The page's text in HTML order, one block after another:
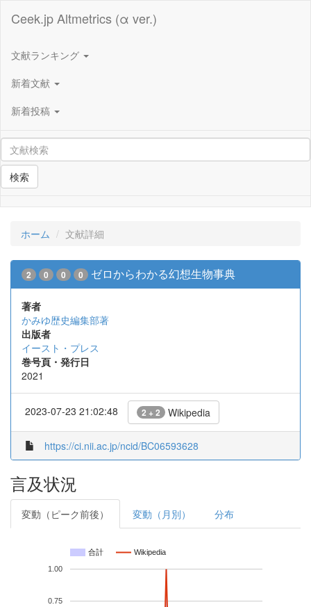
Ceek.jp Altmetrics (α ver.)
文献ランキング
新着文献
新着投稿
検索
ホーム 文献詳細
2 0 0 0 ゼロからわかる幻想生物事典
著者
かみゆ歴史編集部著
出版者
イースト・プレス
巻号頁・発行日
2021
2023-07-23 21:02:48 2 + 2 Wikipedia
https://ci.nii.ac.jp/ncid/BC06593628
言及状況
変動（ピーク前後） 変動（月別） 分布
合計 Wikipedia
0.75
1.00